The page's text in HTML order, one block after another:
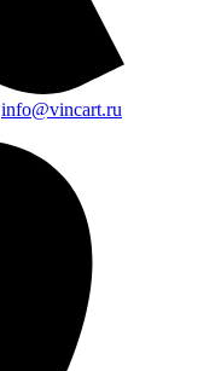
info@vincart.ru